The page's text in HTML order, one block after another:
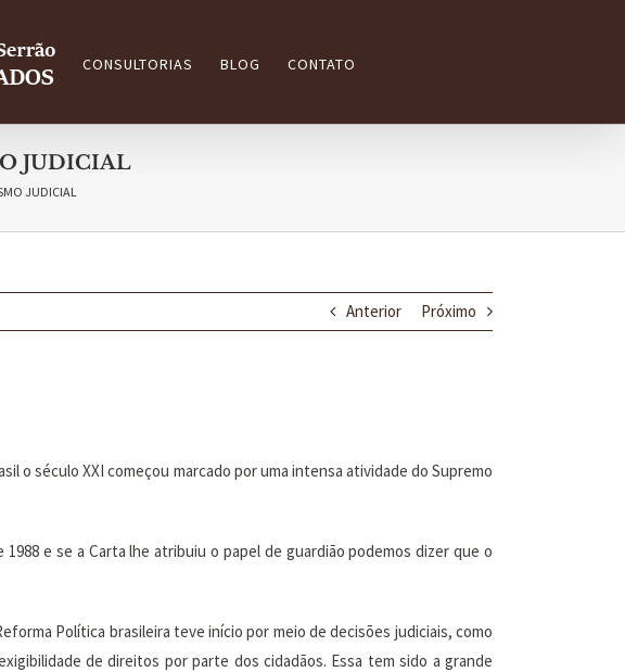
CONSULTORIAS BLOG CONTATO
JUDICIAL
JUDICIAL
Anterior Próximo
o século XXI começou marcado por uma intensa atividade do Supremo
e se a Carta lhe atribuiu o papel de guardião podemos dizer que o
Política brasileira teve início por meio de decisões judiciais, como
de direitos por parte dos cidadãos. Essa tem sido a grande